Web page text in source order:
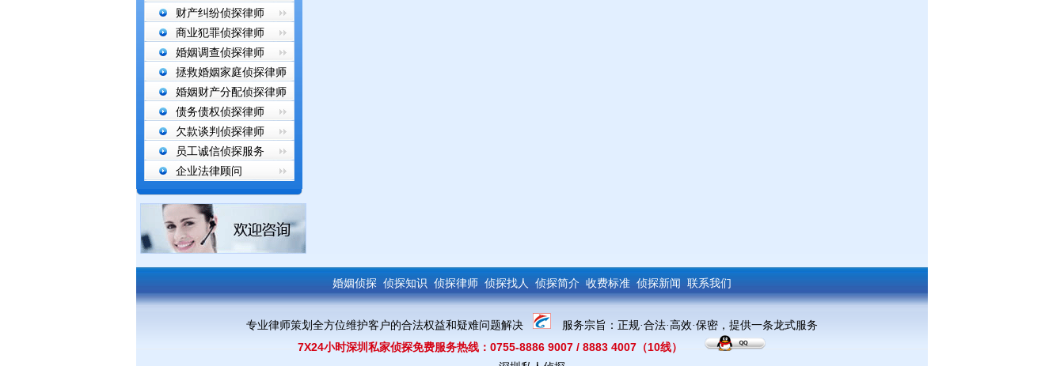
财产纠纷侦探律师
商业犯罪侦探律师
婚姻调查侦探律师
拯救婚姻家庭侦探律师
婚姻财产分配侦探律师
债务债权侦探律师
欠款谈判侦探律师
员工诚信侦探服务
企业法律顾问
婚姻侦探 侦探知识 侦探律师 侦探找人 侦探简介 收费标准 侦探新闻 联系我们
专业律师策划全方位维护客户的合法权益和疑难问题解决 服务宗旨： 正规·合法·高效·保密，提供一条龙式服务
7X24小时深圳私家侦探免费服务热线：0755-8886 9007 / 8883 4007 （10线）